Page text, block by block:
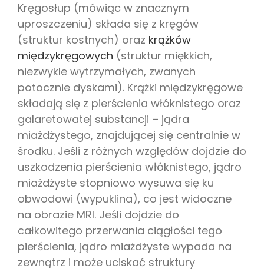
Kręgosłup (mówiąc w znacznym
uproszczeniu) składa się z kręgów
(struktur kostnych) oraz krążków
międzykręgowych (struktur miękkich,
niezwykle wytrzymałych, zwanych
potocznie dyskami). Krążki międzykręgowe
składają się z pierścienia włóknistego oraz
galaretowatej substancji – jądra
miażdżystego, znajdującej się centralnie w
środku. Jeśli z różnych względów dojdzie do
uszkodzenia pierścienia włóknistego, jądro
miażdżyste stopniowo wysuwa się ku
obwodowi (wypuklina), co jest widoczne
na obrazie MRI. Jeśli dojdzie do
całkowitego przerwania ciągłości tego
pierścienia, jądro miażdżyste wypada na
zewnątrz i może uciskać struktury